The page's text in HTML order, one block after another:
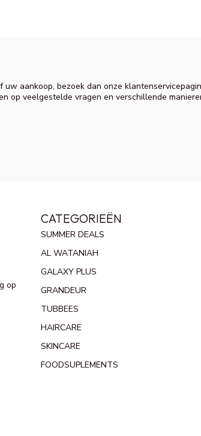
aankoop, bezoek dan onze
op veelgestelde vragen en verschillende
op
CATEGORIEËN
SUMMER DEALS
AL WATANIAH
GALAXY PLUS
GRANDEUR
TUBBEES
HAIRCARE
SKINCARE
FOODSUPLEMENTS